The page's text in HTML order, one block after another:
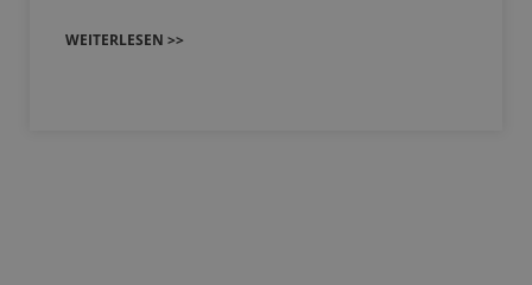
WEITERLESEN >>